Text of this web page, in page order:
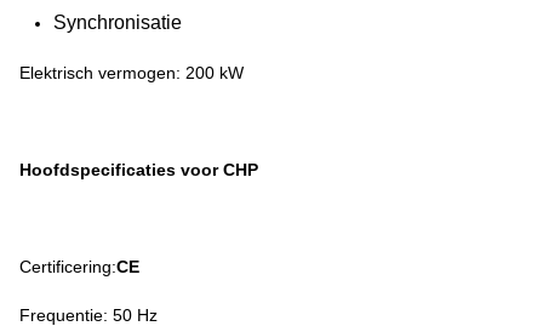
Synchronisatie
Elektrisch vermogen: 200 kW
Hoofdspecificaties voor CHP
Certificering:CE
Frequentie: 50 Hz